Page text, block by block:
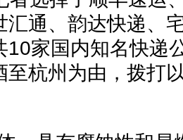
汇通、韵达快递、
10家国内知名快递
至杭州为由，拨打